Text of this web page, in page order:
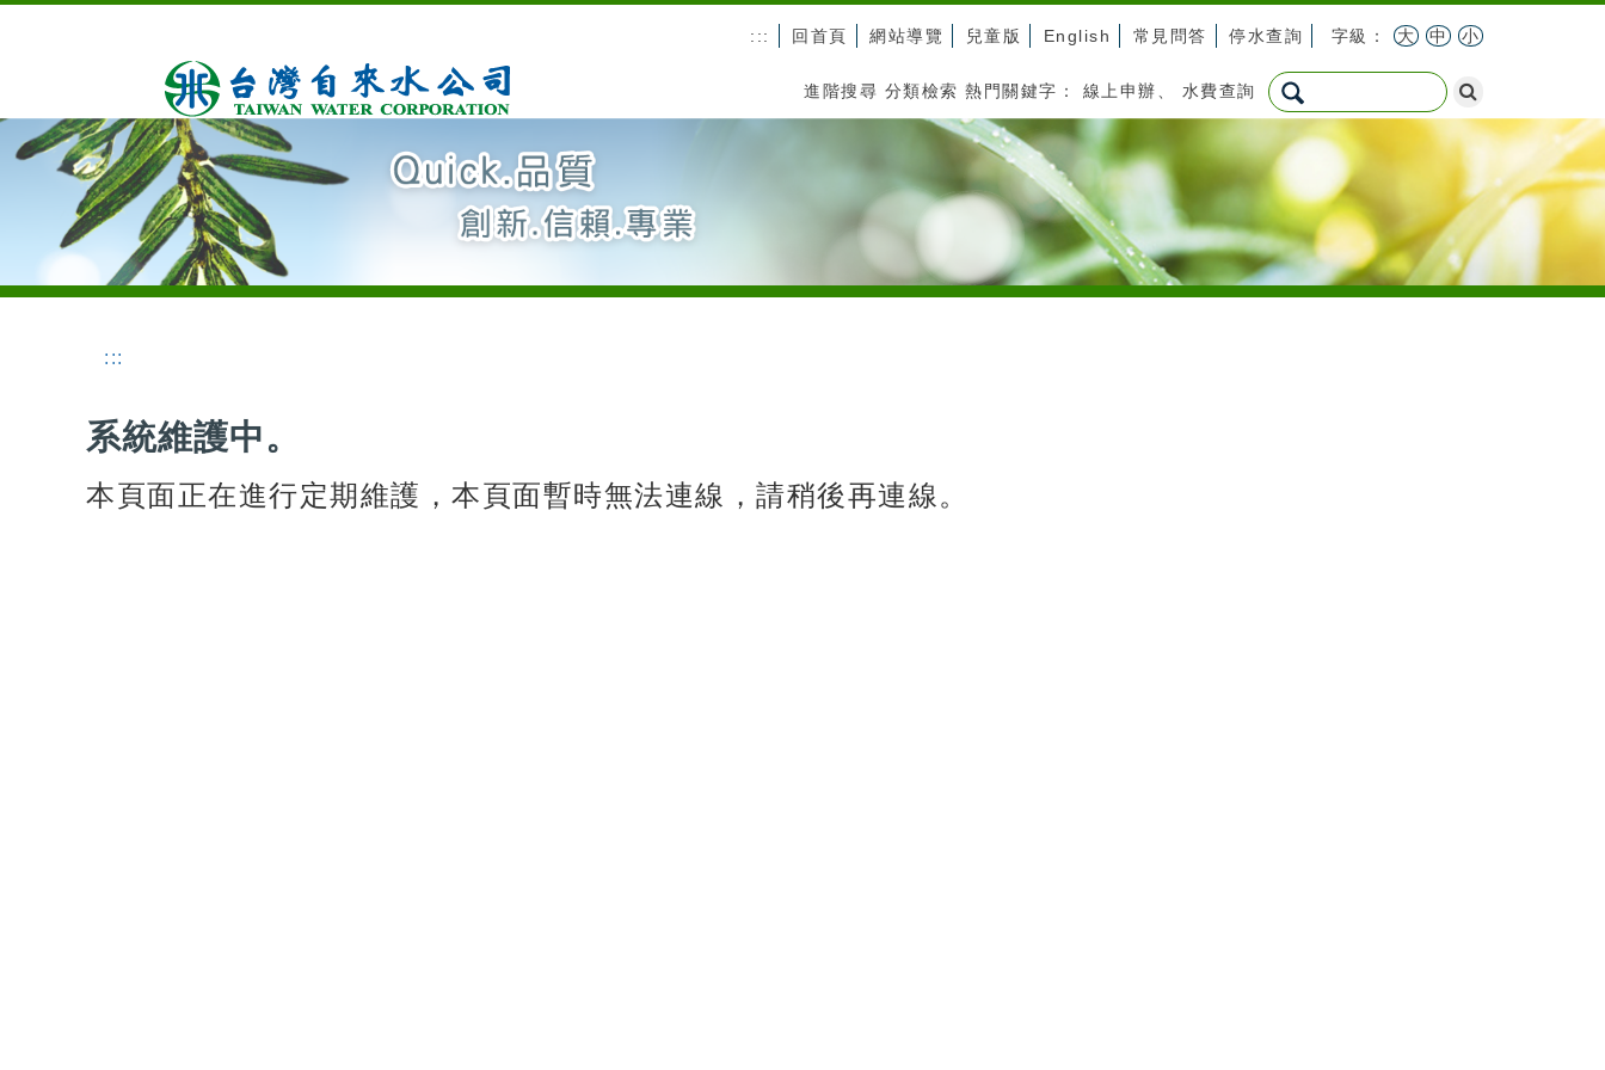
::: 回首頁 網站導覽 兒童版 English 常見問答 停水查詢 字級： 大 中 小
進階搜尋 分類檢索 熱門關鍵字： 線上申辦 水費查詢
:::
系統維護中。
本頁面正在進行定期維護，本頁面暫時無法連線，請稍後再連線。